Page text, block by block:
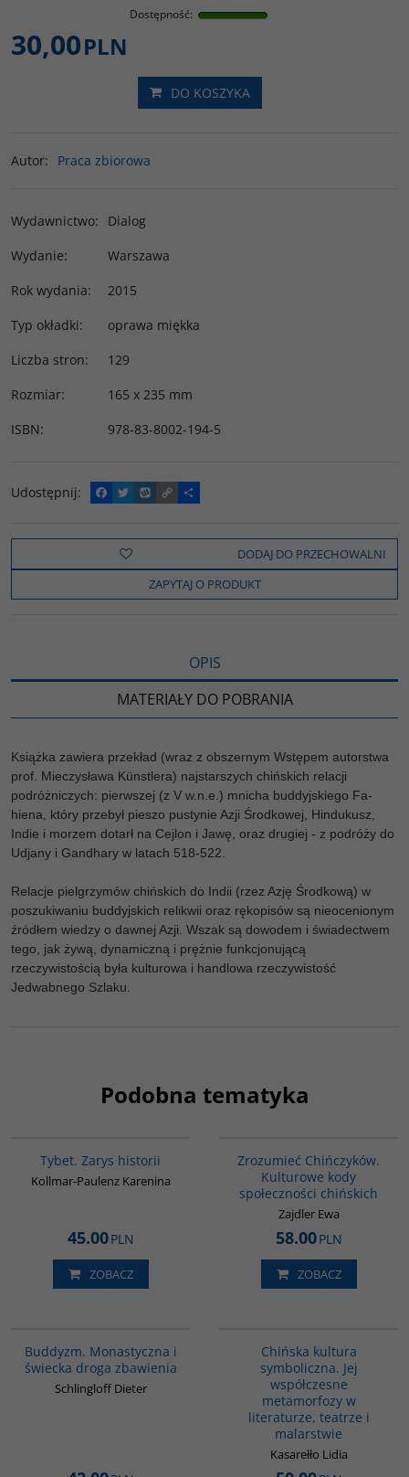
Dostępność:
30,00PLN
DO KOSZYKA
Autor: Praca zbiorowa
Wydawnictwo:
Dialog
Wydanie:
Warszawa
Rok wydania:
2015
Typ okładki:
oprawa miękka
Liczba stron:
129
Rozmiar:
165 x 235 mm
ISBN: 978-83-8002-194-5
Udostępnij:
F
a
e
o
k
T
w
t
t
e
W
y
o
C
o
y
i
n
k
P
o
z
e
l
s
DODAJ DO PRZECHOWALNI
ZAPYTAJ O PRODUKT
OPIS
MATERIAŁY DO POBRANIA
Książka zawiera przekład (wraz z obszernym Wstępem autorstwa
prof. Mieczysława Künstlera) najstarszych chińskich relacji
podróżniczych: pierwszej (z V w.n.e.) mnicha buddyjskiego Fa-
hiena, który przebył pieszo pustynie Azji Środkowej, Hindukusz,
Indie i morzem dotarł na Cejlon i Jawę, oraz drugiej - z podróży do
Udjany i Gandhary w latach 518-522.
Relacje pielgrzymów chińskich do Indii (rzez Azję Środkową) w
poszukiwaniu buddyjskich relikwii oraz rękopisów są nieocenionym
źródłem wiedzy o dawnej Azji. Wszak są dowodem i świadectwem
tego, jak żywą, dynamiczną i prężnie funkcjonującą
rzeczywistością była kulturowa i handlowa rzeczywistość
Jedwabnego Szlaku.
Podobna tematyka
Tybet. Zarys historii
Kollmar-Paulenz Karenina
45.00PLN
ZOBACZ
Zrozumieć Chińczyków.
Kulturowe kody
społeczności chińskich
Zajdler Ewa
58.00PLN
ZOBACZ
Buddyzm. Monastyczna i
świecka droga zbawienia
Schlingloff Dieter
Chińska kultura
symboliczna. Jej
współczesne
metamorfozy w
literaturze, teatrze i
malarstwie
Kasarełło Lidia